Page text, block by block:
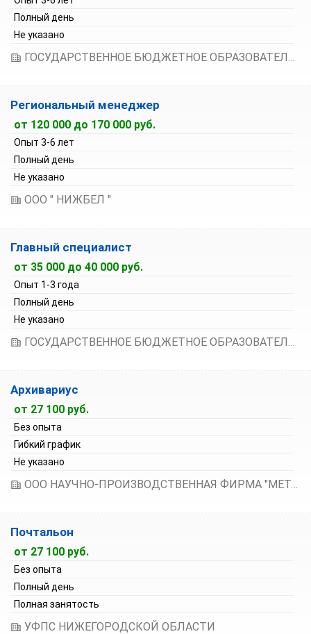
Полный день
Не указано
ГОСУДАРСТВЕННОЕ БЮДЖЕТНОЕ ОБРАЗОВАТЕЛЬНОЕ УЧРЕЖДЕНИЕ ДОПОЛНИТЕЛЬНОГО ПРОФЕССИОНАЛЬНОГО ОБРАЗОВАНИЯ "НИЖЕГОРОДСКИЙ ИНСТИТУТ РАЗВИТИЯ ОБРАЗОВАНИЯ"
Региональный менеджер
от 120 000 до 170 000 руб.
Опыт 3-6 лет
Полный день
Не указано
ООО " НИЖБЕЛ "
Главный специалист
от 35 000 до 40 000 руб.
Опыт 1-3 года
Полный день
Не указано
ГОСУДАРСТВЕННОЕ БЮДЖЕТНОЕ ОБРАЗОВАТЕЛЬНОЕ УЧРЕЖДЕНИЕ ДОПОЛНИТЕЛЬНОГО ПРОФЕССИОНАЛЬНОГО ОБРАЗОВАНИЯ "НИЖЕГОРОДСКИЙ ИНСТИТУТ РАЗВИТИЯ ОБРАЗОВАНИЯ"
Архивариус
от 27 100 руб.
Без опыта
Гибкий график
Не указано
ООО НАУЧНО-ПРОИЗВОДСТВЕННАЯ ФИРМА "МЕТАЛЛИМПРЕСС"
Почтальон
от 27 100 руб.
Без опыта
Полный день
Полная занятость
УФПС НИЖЕГОРОДСКОЙ ОБЛАСТИ